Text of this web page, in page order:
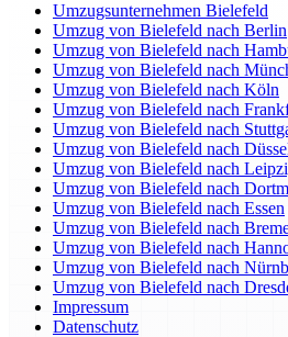
Umzugsunternehmen Bielefeld
Umzug von Bielefeld nach Berlin
Umzug von Bielefeld nach
Umzug von Bielefeld nach
Umzug von Bielefeld nach Köln
Umzug von Bielefeld nach
Umzug von Bielefeld nach
Umzug von Bielefeld nach
Umzug von Bielefeld nach
Umzug von Bielefeld nach
Umzug von Bielefeld nach Essen
Umzug von Bielefeld nach
Umzug von Bielefeld nach
Umzug von Bielefeld nach
Umzug von Bielefeld nach
Impressum
Datenschutz